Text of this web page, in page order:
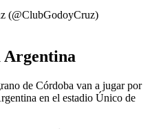
(@ClubGodoyCruz)
Argentina
de Córdoba van a jugar por
en el estadio Único de